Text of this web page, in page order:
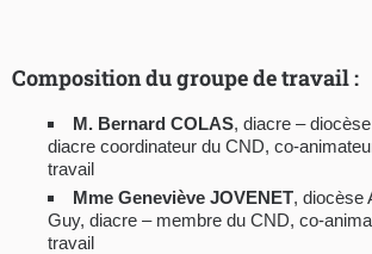
Composition du groupe de travail :
M. Bernard COLAS, diacre –
diacre coordinateur du CND, co-
travail
Mme Geneviève JOVENET, diocèse
Guy, diacre – membre du CND, co-
travail